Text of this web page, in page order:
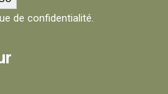
de confidentialité.